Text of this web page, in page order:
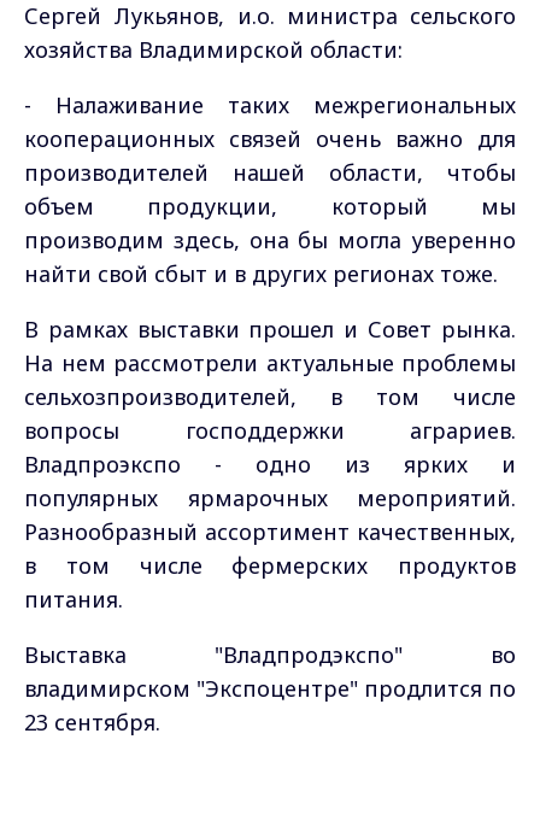
Сергей Лукьянов, и.о. министра сельского
хозяйства Владимирской области:
- Налаживание таких межрегиональных
кооперационных связей очень важно для
производителей нашей области, чтобы
объем продукции, который мы
производим здесь, она бы могла уверенно
найти свой сбыт и в других регионах тоже.
В рамках выставки прошел и Совет рынка.
На нем рассмотрели актуальные проблемы
сельхозпроизводителей, в том числе
вопросы господдержки аграриев.
Владпроэкспо - одно из ярких и
популярных ярмарочных мероприятий.
Разнообразный ассортимент качественных,
в том числе фермерских продуктов
питания.
Выставка "Владпродэкспо" во
владимирском "Экспоцентре" продлится по
23 сентября.